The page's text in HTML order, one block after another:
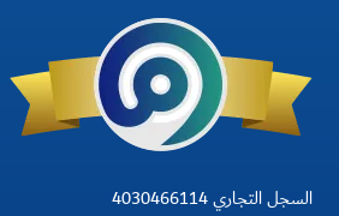
السجل التجاري 4030466114